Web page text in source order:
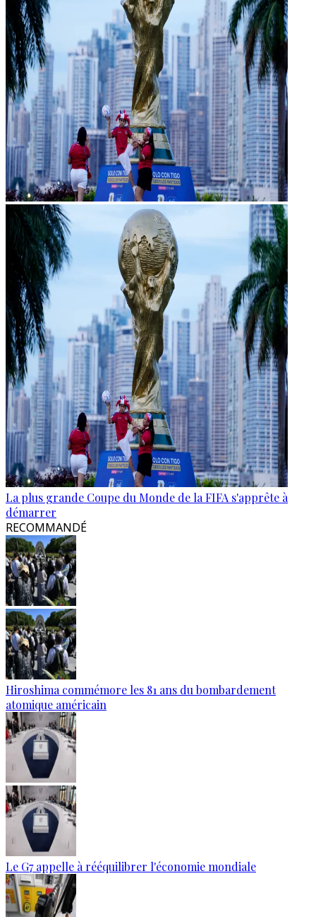
La plus grande Coupe du Monde de la FIFA s'apprête à
démarrer
RECOMMANDÉ
Hiroshima commémore les 81 ans du bombardement
atomique américain
Le G7 appelle à rééquilibrer l'économie mondiale